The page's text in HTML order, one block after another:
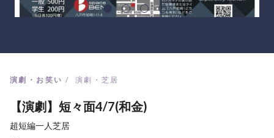
演劇・お笑い 演劇・芝居
【演劇】短々面4/7(和金)
超短編一人芝居